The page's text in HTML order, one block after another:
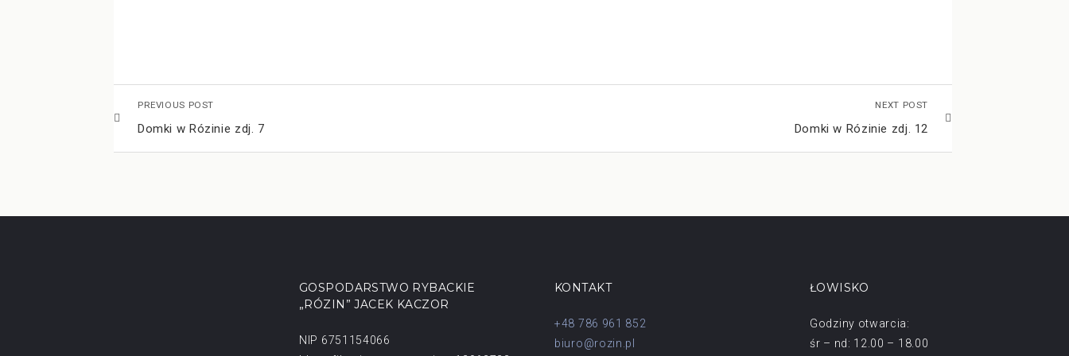
PREVIOUS POST
Domki w Rózinie zdj. 7
NEXT POST
Domki w Rózinie zdj. 12
GOSPODARSTWO RYBACKIE
„RÓZIN” JACEK KACZOR
NIP 6751154066
KONTAKT
+48 786 961 852
biuro@rozin.pl
ŁOWISKO
Godziny otwarcia:
śr – nd: 12.00 – 18.00